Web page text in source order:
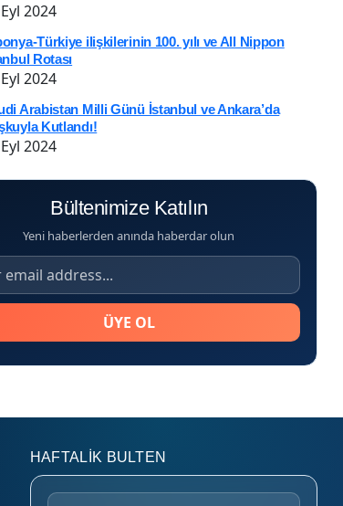
2024
Türkiye ilişkilerinin 100. yılı ve All Nippon
Rotası
2024
Arabistan Milli Günü İstanbul ve Ankara’da
Kutlandı!
2024
Bültenimize Katılın
Yeni haberlerden anında haberdar olun
ÜYE OL
HAFTALIK BULTEN